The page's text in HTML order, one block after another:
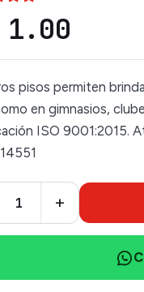
1.00
pisos permiten
en gimnasios,
ISO 9001:2015.
+